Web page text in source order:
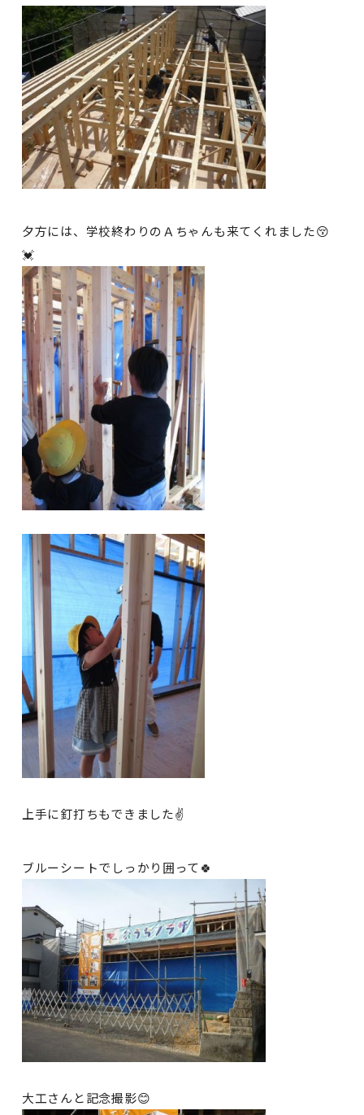
夕方には、学校終わりのＡちゃんも来てくれました😚
💓
上手に釘打ちもできました✌
ブルーシートでしっかり囲って🍀
大工さんと記念撮影😊